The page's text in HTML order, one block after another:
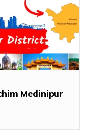
Medinipur